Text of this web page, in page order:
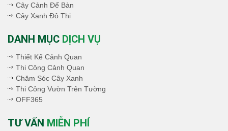
Cây Cảnh Để Bàn
Cây Xanh Đô Thị
DANH MỤC DỊCH VỤ
Thiết Kế Cảnh Quan
Thi Công Cảnh Quan
Chăm Sóc Cây Xanh
Thi Công Vườn Trên Tường
OFF365
TƯ VẤN MIỄN PHÍ